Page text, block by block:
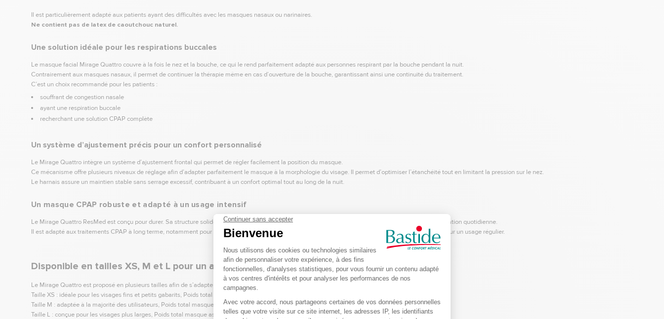
Il est particulièrement adapté aux patients ayant des difficultés avec les masques nasaux ou narinaires.
Ne contient pas de latex de caoutchouc naturel.
Une solution idéale pour les respirations buccales
Le masque facial Mirage Quattro couvre à la fois le nez et la bouche, ce qui le rend parfaitement adapté aux personnes respirant par la bouche pendant la nuit.
Contrairement aux masques nasaux, il permet de continuer la thérapie même en cas d’ouverture de la bouche, garantissant ainsi une continuité du traitement.
C’est un choix recommandé pour les patients :
souffrant de congestion nasale
ayant une respiration buccale
recherchant une solution CPAP complète
Un système d’ajustement précis pour un confort personnalisé
Le Mirage Quattro intègre un système d’ajustement frontal qui permet de régler facilement la position du masque.
Ce mécanisme offre plusieurs niveaux de réglage afin d’adapter parfaitement le masque à la morphologie du visage. Il permet d’optimiser l’étanchéité tout en limitant la pression sur le nez.
Le harnais assure un maintien stable sans serrage excessif, contribuant à un confort optimal tout au long de la nuit.
Un masque CPAP robuste et adapté à un usage intensif
Le Mirage Quattro ResMed est conçu pour durer. Sa structure solide et ses matériaux de qualité en font un masque particulièrement fiable pour une utilisation quotidienne.
Il est adapté aux traitements CPAP à long terme, notamment pour les patients nécessitant une pression élevée. Sa durabilité en fait un excellent choix pour un usage régulier.
Disponible en tailles XS, M et L pour un ajustement parfait
Le Mirage Quattro est proposé en plusieurs tailles afin de s’adapter à différentes morphologies :
Taille XS : idéale pour les visages fins et petits gabarits, Poids total masque assemblé, avec harnais : 130 g
Taille M : adaptée à la majorité des utilisateurs, Poids total masque assemblé, avec harnais : 141 g
Taille L : conçue pour les visages plus larges, Poids total masque assemblé, avec harnais : 148 g